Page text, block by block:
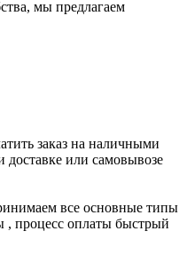
мы предлагаем
заказ на наличными
доставке или самовывозе
все основные типы
, процесс оплаты быстрый